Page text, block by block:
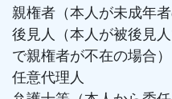
親権者（本人が未成年者
後見人（本人が被後見
で親権者が不在の場合）
任意代理人